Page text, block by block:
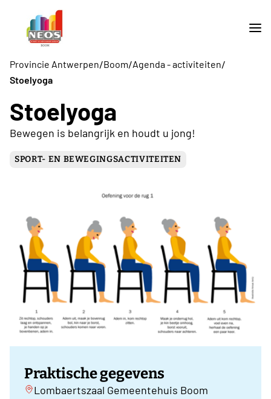
Provincie Antwerpen/Boom/Agenda - activiteiten/
Stoelyoga
Stoelyoga
Bewegen is belangrijk en houdt u jong!
SPORT- EN BEWEGINGSACTIVITEITEN
Praktische gegevens
Lombaertszaal Gemeentehuis Boom